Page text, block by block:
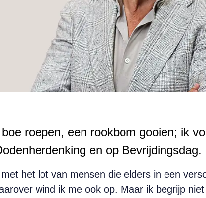
roepen, een rookbom gooien; ik
en op Bevrijdingsdag.
het lot van mensen die elders in een
wind ik me ook op. Maar ik begrijp